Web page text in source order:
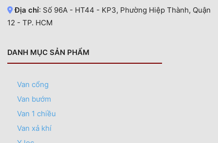
Địa chỉ: Số 96A - HT44 - KP3, Phường Hiệp Thành, Quận
12 - TP. HCM
DANH MỤC SẢN PHẨM
Van cổng
Van bướm
Van 1 chiều
Van xả khí